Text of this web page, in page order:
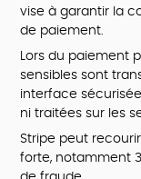
vise à garantir la
de paiement.
Lors du paiement
sensibles sont
interface
ni traitées sur les
Stripe peut
forte, notamment